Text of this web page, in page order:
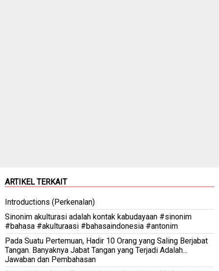
ARTIKEL TERKAIT
Introductions (Perkenalan)
Sinonim akulturasi adalah kontak kabudayaan #sinonim
#bahasa #akulturaasi #bahasaindonesia #antonim
Pada Suatu Pertemuan, Hadir 10 Orang yang Saling Berjabat
Tangan. Banyaknya Jabat Tangan yang Terjadi Adalah...
Jawaban dan Pembahasan